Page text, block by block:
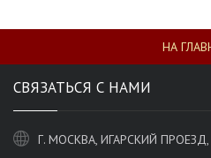
НА
СВЯЗАТЬСЯ С НАМИ
Г. МОСКВА, ИГАРСКИЙ